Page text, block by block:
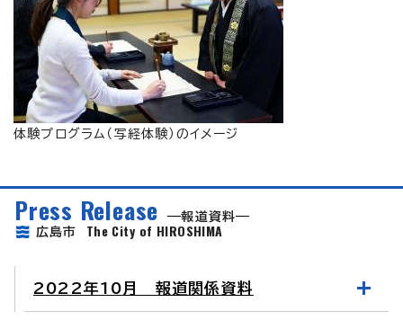
体験プログラム（写経体験）のイメージ
Press Release
報道資料
広島市 The City of HIROSHIMA
2022年10月 報道関係資料